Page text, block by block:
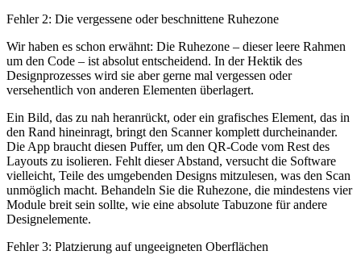
Fehler 2: Die vergessene oder beschnittene Ruhezone
Wir haben es schon erwähnt: Die Ruhezone – dieser leere Rahmen
um den Code – ist absolut entscheidend. In der Hektik des
Designprozesses wird sie aber gerne mal vergessen oder
versehentlich von anderen Elementen überlagert.
Ein Bild, das zu nah heranrückt, oder ein grafisches Element, das in
den Rand hineinragt, bringt den Scanner komplett durcheinander.
Die App braucht diesen Puffer, um den QR-Code vom Rest des
Layouts zu isolieren. Fehlt dieser Abstand, versucht die Software
vielleicht, Teile des umgebenden Designs mitzulesen, was den Scan
unmöglich macht. Behandeln Sie die Ruhezone, die mindestens vier
Module breit sein sollte, wie eine absolute Tabuzone für andere
Designelemente.
Fehler 3: Platzierung auf ungeeigneten Oberflächen